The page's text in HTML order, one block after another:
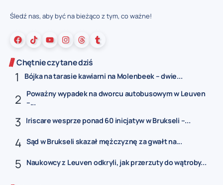
Śledź nas, aby być na bieżąco z tym, co ważne!
Chętnie czytane dziś
Bójka na tarasie kawiarni na Molenbeek – dwie...
Poważny wypadek na dworcu autobusowym w Leuven
–...
Iriscare wesprze ponad 60 inicjatyw w Brukseli –...
Sąd w Brukseli skazał mężczyznę za gwałt na...
Naukowcy z Leuven odkryli, jak przerzuty do wątroby...